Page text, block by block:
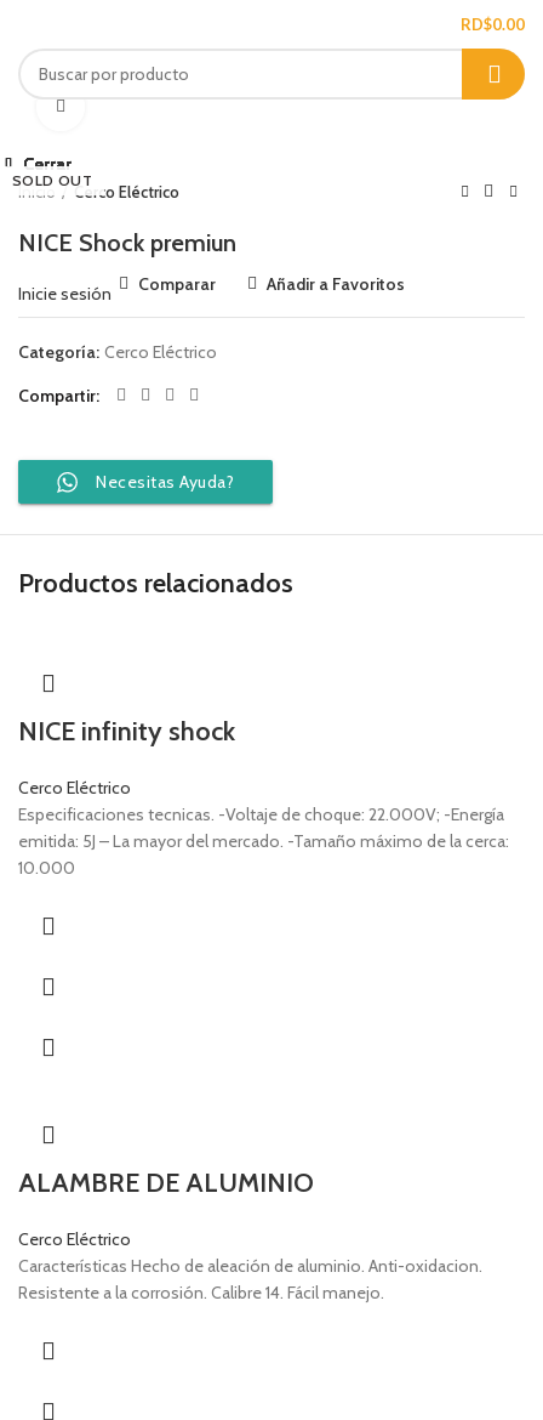
RD$0.00
Inicio Cerco Eléctrico
NICE Shock premiun
Inicie sesión Comparar Añadir a Favoritos
Categoría: Cerco Eléctrico
Compartir
Necesitas Ayuda?
Productos relacionados
Cerrar
NICE infinity shock
Cerco Eléctrico
Especificaciones tecnicas. -Voltaje de choque: 22.000V; -Energía
emitida: 5J – La mayor del mercado. -Tamaño máximo de la cerca:
10.000
Cerrar
ALAMBRE DE ALUMINIO
Cerco Eléctrico
Características Hecho de aleación de aluminio. Anti-oxidacion.
Resistente a la corrosión. Calibre 14. Fácil manejo.
Cerrar
Cerrar
Cerrar
Cerrar
SOLD OUT
Cerrar
Cerrar